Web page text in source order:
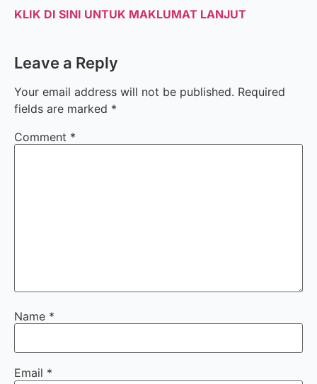
KLIK DI SINI UNTUK MAKLUMAT LANJUT
Leave a Reply
Your email address will not be published. Required
fields are marked *
Comment *
Name *
Email *